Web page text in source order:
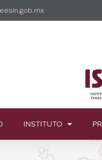
INSTITUTO